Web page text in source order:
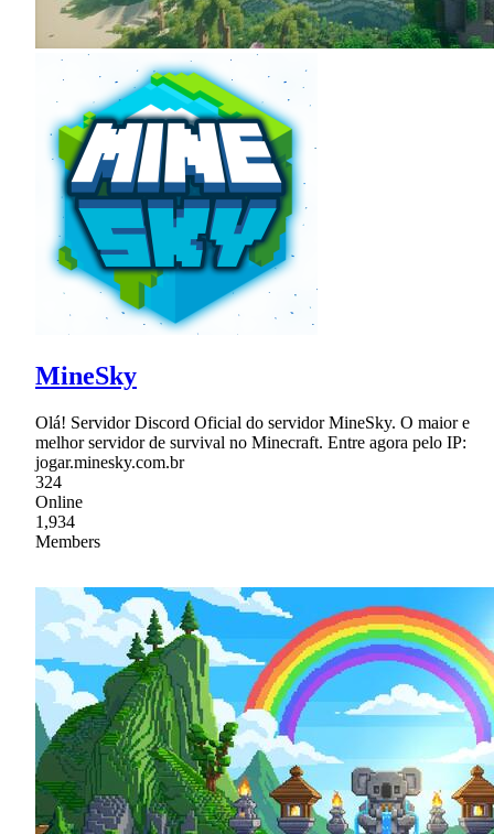
MineSky
Olá! Servidor Discord Oficial do servidor MineSky. O maior e
melhor servidor de survival no Minecraft. Entre agora pelo IP:
jogar.minesky.com.br
324
Online
1,934
Members